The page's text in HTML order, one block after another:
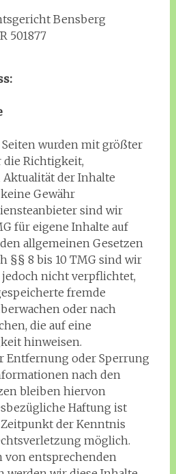
Bensberg
501877
wurden mit größter
die Richtigkeit,
der Inhalte
Gewähr
sind wir
für eigene Inhalte auf
allgemeinen Gesetzen
§§ 8 bis 10 TMG sind wir
nicht verpflichtet,
fremde
oder nach
die auf eine
hinweisen.
Entfernung oder Sperrung
nach den
bleiben hiervon
Haftung ist
der Kenntnis
möglich.
von entsprechenden